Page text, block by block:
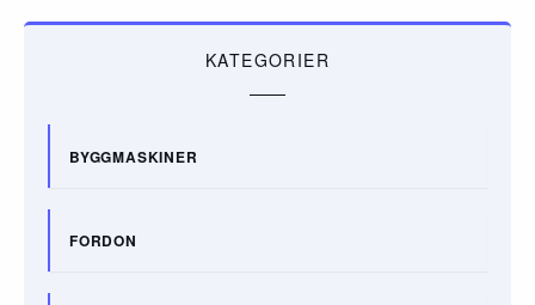
KATEGORIER
BYGGMASKINER
FORDON